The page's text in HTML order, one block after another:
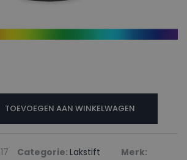
TOEVOEGEN AAN WINKELWAGEN
Categorie: Lakstift
Merk: